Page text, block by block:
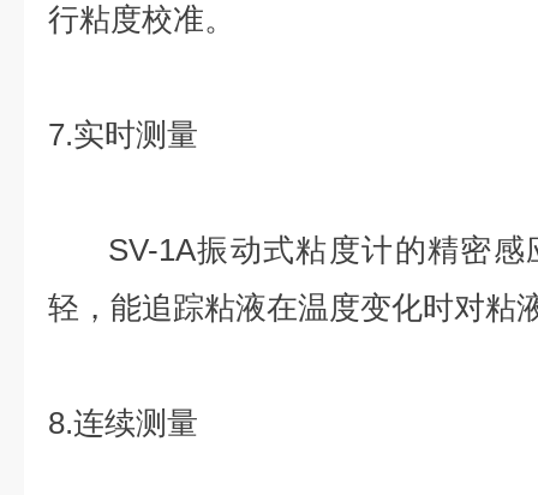
行粘度校准。
7.实时测量
SV-1A振动式粘度计的精密感
轻，能追踪粘液在温度变化时对粘
8.连续测量